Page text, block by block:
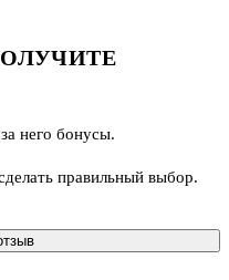
него бонусы.
правильный выбор.